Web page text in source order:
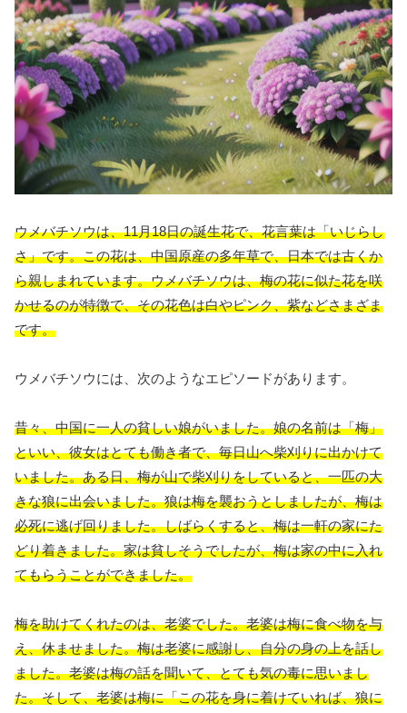
ウメバチソウは、11月18日の誕生花で、花言葉は「いじらし
さ」です。この花は、中国原産の多年草で、日本では古くか
ら親しまれています。ウメバチソウは、梅の花に似た花を咲
かせるのが特徴で、その花色は白やピンク、紫などさまざま
です。
ウメバチソウには、次のようなエピソードがあります。
昔々、中国に一人の貧しい娘がいました。娘の名前は「梅」
といい、彼女はとても働き者で、毎日山へ柴刈りに出かけて
いました。ある日、梅が山で柴刈りをしていると、一匹の大
きな狼に出会いました。狼は梅を襲おうとしましたが、梅は
必死に逃げ回りました。しばらくすると、梅は一軒の家にた
どり着きました。家は貧しそうでしたが、梅は家の中に入れ
てもらうことができました。
梅を助けてくれたのは、老婆でした。老婆は梅に食べ物を与
え、休ませました。梅は老婆に感謝し、自分の身の上を話し
ました。老婆は梅の話を聞いて、とても気の毒に思いまし
た。そして、老婆は梅に「この花を身に着けていれば、狼に